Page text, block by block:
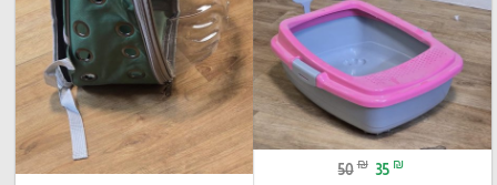
50 ₪ 35 ₪